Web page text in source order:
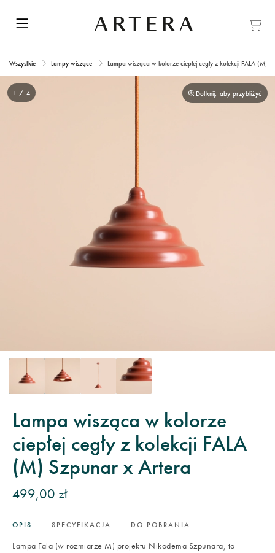
Wszystkie Lampy wiszące Lampa wisząca w kolorze ciepłej cegły z kolekcji FALA (M)
Dotknij, aby przybliżyć
1 / 4
Lampa wisząca w kolorze
ciepłej cegły z kolekcji FALA
(M) Szpunar x Artera
499,00 zł
OPIS SPECYFIKACJA DO POBRANIA
Lampa Fala (w rozmiarze M) projektu Nikodema Szpunara, to